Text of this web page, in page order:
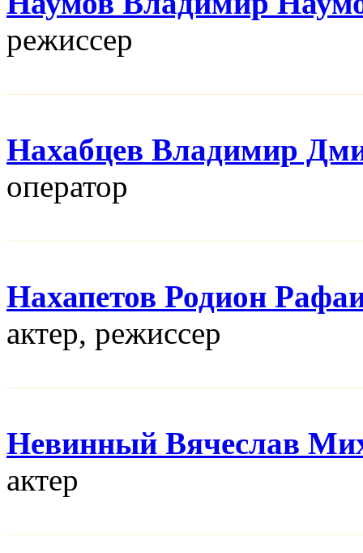
режисcер
Нахабцев Владимир
оператор
Нахапетов Родион
актер, режисcер
Невинный Вячеслав
актер